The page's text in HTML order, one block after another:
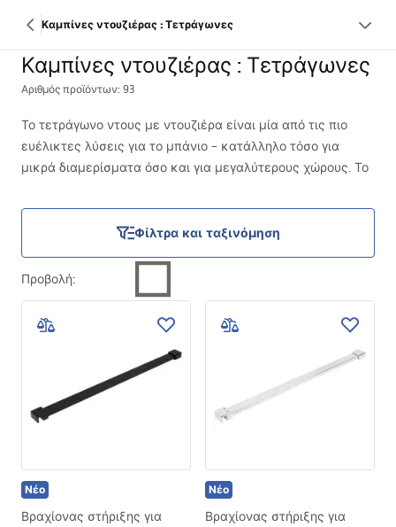
Καμπίνες ντουζιέρας : Τετράγωνες
Καμπίνες ντουζιέρας : Τετράγωνες
Αριθμός προϊόντων: 93
Το τετράγωνο ντους με ντουζιέρα είναι μία από τις πιο
ευέλικτες λύσεις για το μπάνιο – κατάλληλο τόσο για
μικρά διαμερίσματα όσο και για μεγαλύτερους χώρους. Το
χώρο, ενώ η έτοιμη βάση απλοποιεί την εγκατάσταση και
μειώνει τον κίνδυνο προβλημάτων αποχέτευσης.
Είναι η επιλογή που προτιμάται όταν η λειτουργικότητα, η
εύκολη εγκατάσταση και η καθημερινή άνεση είναι
προτεραιότητα, χωρίς ανάγκη παρέμβασης στη δομή του
δαπέδου.
Φίλτρα και ταξινόμηση
Προβολή:
Νέο
Βραχίονας στήριξης για
Νέο
Βραχίονας στήριξης για